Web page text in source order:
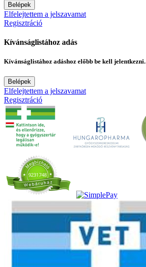
Belépek
Elfelejtettem a jelszavamat
Regisztráció
Kívánságlistához adás
Kívánságlistához adáshoz előbb be kell jelentkezni.
Belépek
Elfelejtettem a jelszavamat
Regisztráció